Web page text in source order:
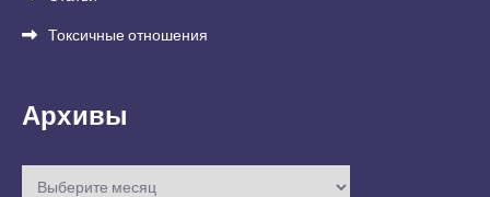
Токсичные отношения
Архивы
Архивы